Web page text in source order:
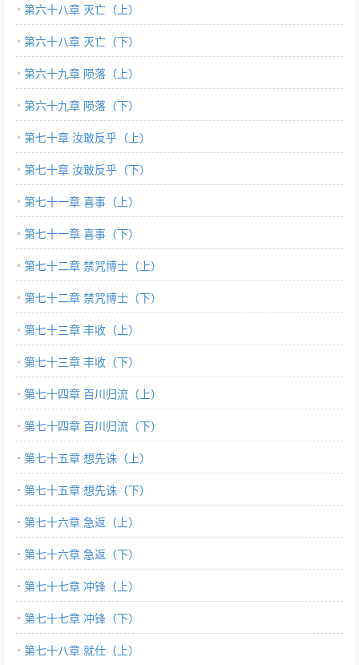
第六十八章 灭亡（上）
第六十八章 灭亡（下）
第六十九章 陨落（上）
第六十九章 陨落（下）
第七十章 汝敢反乎（上）
第七十章 汝敢反乎（下）
第七十一章 喜事（上）
第七十一章 喜事（下）
第七十二章 禁咒博士（上）
第七十二章 禁咒博士（下）
第七十三章 丰收（上）
第七十三章 丰收（下）
第七十四章 百川归流（上）
第七十四章 百川归流（下）
第七十五章 想先诛（上）
第七十五章 想先诛（下）
第七十六章 急返（上）
第七十六章 急返（下）
第七十七章 冲锋（上）
第七十七章 冲锋（下）
第七十八章 就仕（上）